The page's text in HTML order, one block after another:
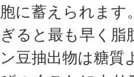
胞に蓄えられます
ぎると最も早く
ン豆抽出物は糖質